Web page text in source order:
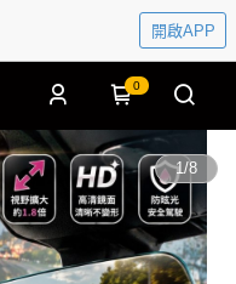
開啟APP
0
1/8